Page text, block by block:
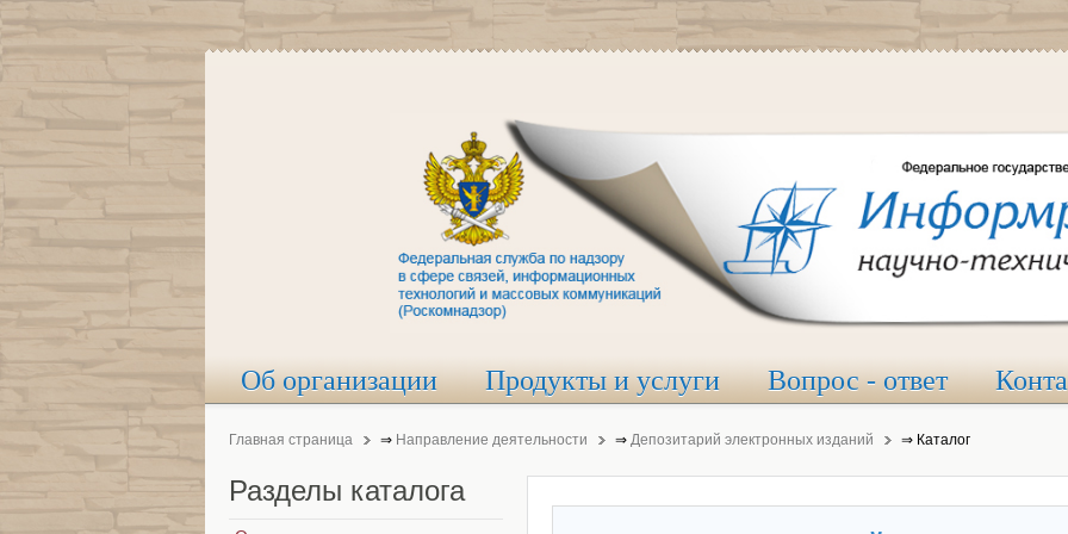
Об организации Продукты и услуги Вопрос - ответ
Главная страница ⇒ Направление деятельности ⇒ Депозитарий электронных изданий ⇒ Каталог
Разделы каталога